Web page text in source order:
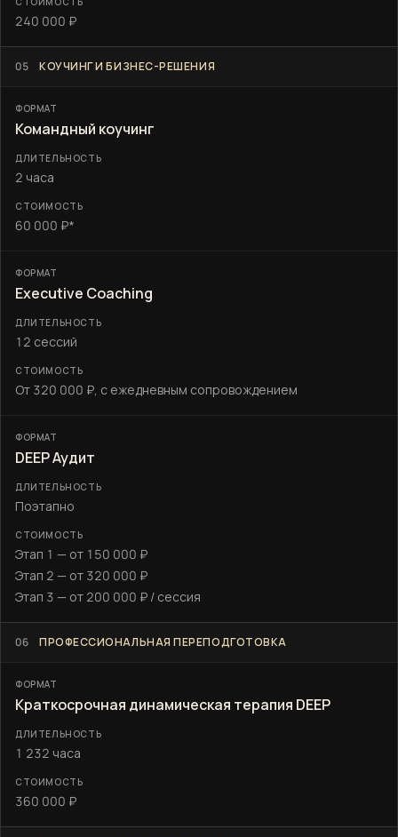
240 000 ₽
05 КОУЧИНГ И БИЗНЕС-РЕШЕНИЯ
Командный коучинг
2 часа
60 000 ₽*
Executive Coaching
12 сессий
От 320 000 ₽, с ежедневным сопровождением
DEEP Аудит
Поэтапно
Этап 1 — от 150 000 ₽
Этап 2 — от 320 000 ₽
Этап 3 — от 200 000 ₽ / сессия
06 ПРОФЕССИОНАЛЬНАЯ ПЕРЕПОДГОТОВКА
Краткосрочная динамическая терапия DEEP
1 232 часа
360 000 ₽